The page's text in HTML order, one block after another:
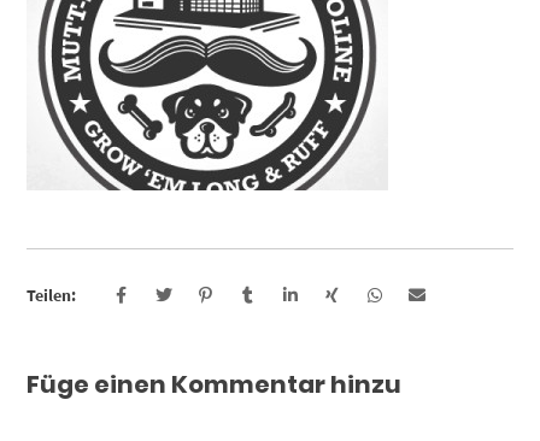
Teilen:
Füge einen Kommentar hinzu